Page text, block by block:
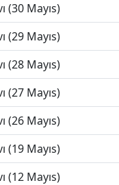
(30 Mayıs)
(29 Mayıs)
(28 Mayıs)
(27 Mayıs)
(26 Mayıs)
(19 Mayıs)
(12 Mayıs)